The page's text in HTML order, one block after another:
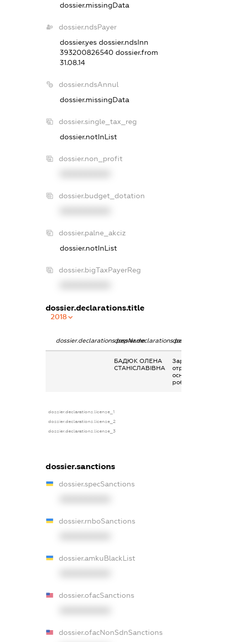
dossier.missingData
dossier.ndsPayer
dossier.yes dossier.ndsInn
393200826540 dossier.from
31.08.14
dossier.ndsAnnul
dossier.missingData
dossier.single_tax_reg
dossier.notInList
dossier.non_profit
dossier.budget_dotation
dossier.palne_akciz
dossier.notInList
dossier.bigTaxPayerReg
dossier.declarations.title
2018
dossier.declarations.pepNamedossier.declarations.personName
БАДЮК ОЛЕНА
СТАНІСЛАВІВНА
Заробітна плата
отримана за
основним місцем
роботи
dossier.declarations.license_1
dossier.declarations.license_2
dossier.declarations.license_3
dossier.sanctions
dossier.specSanctions
dossier.rnboSanctions
dossier.amkuBlackList
dossier.ofacSanctions
dossier.ofacNonSdnSanctions